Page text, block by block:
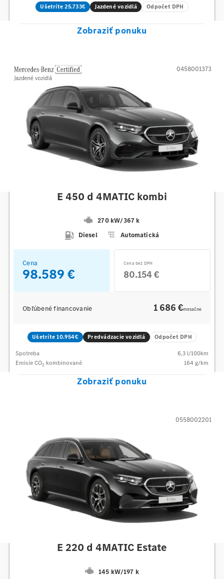
Ušetríte 25.733€ Jazdené vozidlá Odpočet DPH
Zobraziť ponuku
E 450 d 4MATIC kombi
270 kW/367 k
Diesel
Automatická
0458001373
Cena
98.589 €
Cena bez DPH
80.154 €
Obľúbené financovanie 1 686 €mesačne
Ušetríte 10.954€ Predvádzacie vozidlá Odpočet DPH
Spotreba 6,3 l/100km
Emisie CO2 kombinované 164 g/km
Zobraziť ponuku
E 220 d 4MATIC Estate
145 kW/197 k
0558002201